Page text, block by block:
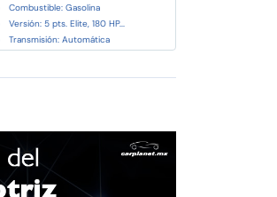
Combustible: Gasolina
Versión: 5 pts. Elite, 180 HP...
Transmisión: Automática